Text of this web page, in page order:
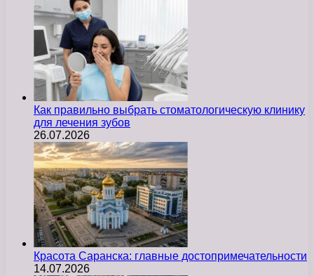
Как правильно выбрать стоматологическую клинику
для лечения зубов
26.07.2026
Красота Саранска: главные достопримечательности
14.07.2026